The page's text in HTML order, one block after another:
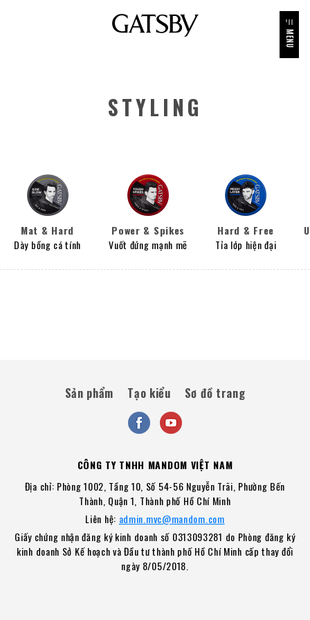
MENU
STYLING
Mat & Hard
Dày bồng cá tính
Power & Spikes
Vuốt đứng mạnh mẽ
Hard & Free
Tỉa lớp hiện đại
CÔNG TY TNHH MANDOM VIỆT NAM
Địa chỉ: Phòng 1002, Tầng 10, Số 54-56 Nguyễn Trãi, Phường Bến
Thành, Quận 1, Thành phố Hồ Chí Minh
Liên hệ: admin.mvc@mandom.com
Giấy chứng nhận đăng ký kinh doanh số 0313093281 do Phòng đăng ký
kinh doanh Sở Kế hoạch và Đầu tư thành phố Hồ Chí Minh cấp thay đổi
ngày 8/05/2018.
Sản phẩm Tạo kiểu Sơ đồ trang